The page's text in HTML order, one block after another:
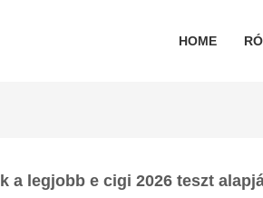
HOME
a legjobb e cigi 2026 teszt